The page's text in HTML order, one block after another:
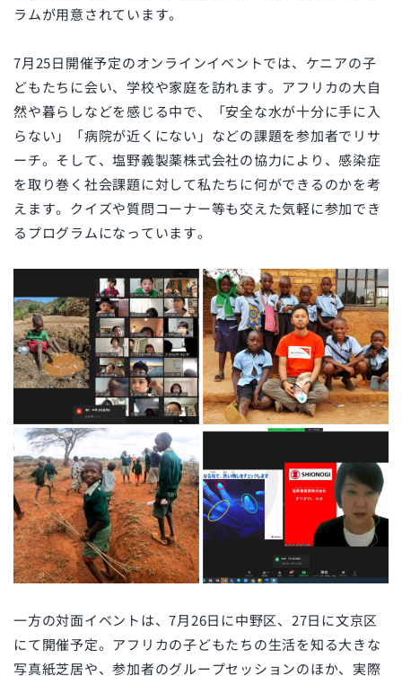
ラムが用意されています。
7月25日開催予定のオンラインイベントでは、ケニアの子
どもたちに会い、学校や家庭を訪れます。アフリカの大自
然や暮らしなどを感じる中で、「安全な水が十分に手に入
らない」「病院が近くにない」などの課題を参加者でリサ
ーチ。そして、塩野義製薬株式会社の協力により、感染症
を取り巻く社会課題に対して私たちに何ができるのかを考
えます。クイズや質問コーナー等も交えた気軽に参加でき
るプログラムになっています。
一方の対面イベントは、7月26日に中野区、27日に文京区
にて開催予定。アフリカの子どもたちの生活を知る大きな
写真紙芝居や、参加者のグループセッションのほか、実際